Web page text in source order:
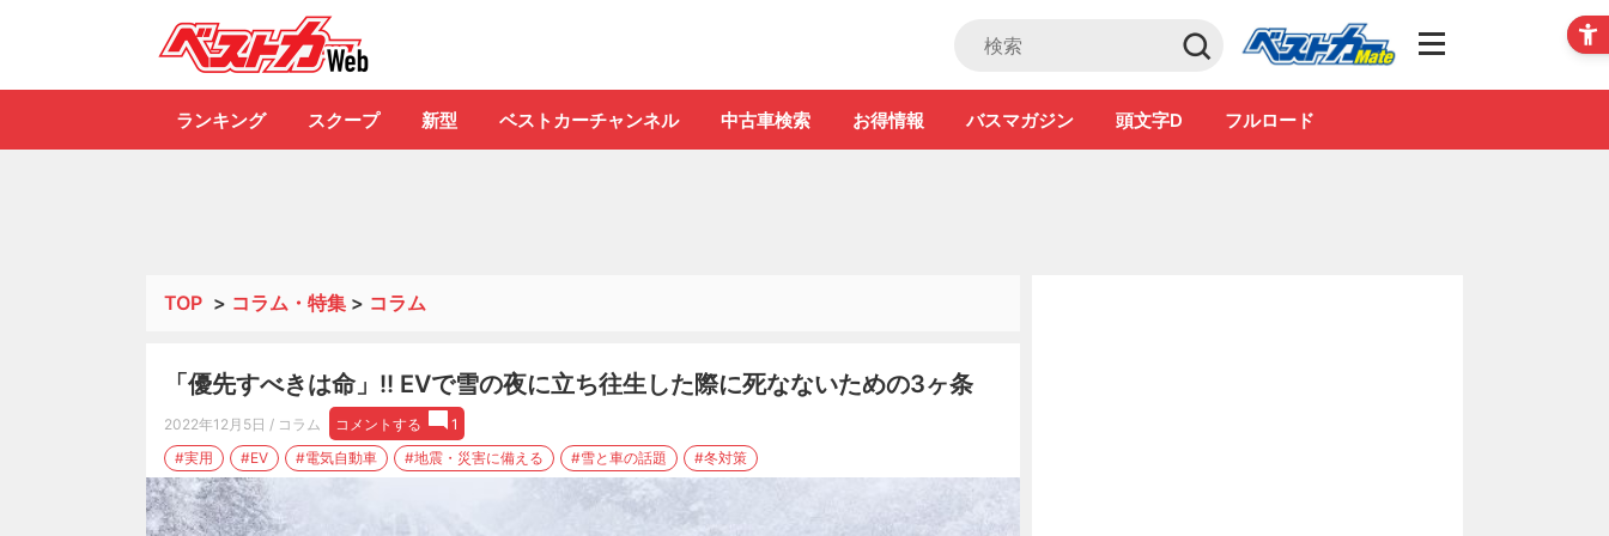
Club
ランキング スクープ 新型 ベストカーチャンネル 中古車検索 お得情報 バスマガジン 頭文字D フルロード
TOP > コラム・特集 > コラム
「優先すべきは命」!! EVで雪の夜に立ち往生した際に死なないための3ヶ条
2022年12月5日 / コラム コメントする
1
#実用
#EV #電気自動車 #地震・災害に備える #雪と車の話題 #冬対策